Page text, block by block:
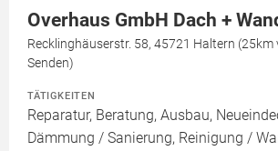
Overhaus GmbH Dach +
Recklinghäuserstr. 58, 45721 Haltern (25km
Senden)
TÄTIGKEITEN
Reparatur, Beratung, Ausbau,
Dämmung / Sanierung, Reinigung /